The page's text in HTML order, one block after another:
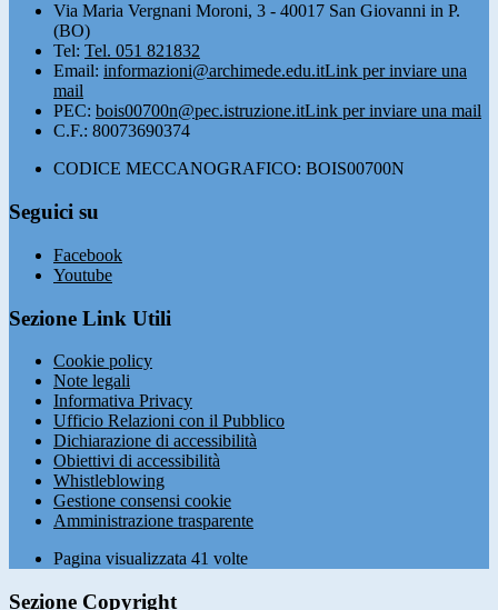
Via Maria Vergnani Moroni, 3 - 40017 San Giovanni in P.
(BO)
Tel: Tel. 051 821832
Email: informazioni@archimede.edu.itLink per inviare una
mail
PEC: bois00700n@pec.istruzione.itLink per inviare una mail
C.F.: 80073690374
CODICE MECCANOGRAFICO: BOIS00700N
Seguici su
Facebook
Youtube
Sezione Link Utili
Cookie policy
Note legali
Informativa Privacy
Ufficio Relazioni con il Pubblico
Dichiarazione di accessibilità
Obiettivi di accessibilità
Whistleblowing
Gestione consensi cookie
Amministrazione trasparente
Pagina visualizzata 41 volte
Sezione Copyright